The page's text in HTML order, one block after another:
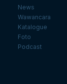
News
Wawancara
Katalogue
Foto
Podcast